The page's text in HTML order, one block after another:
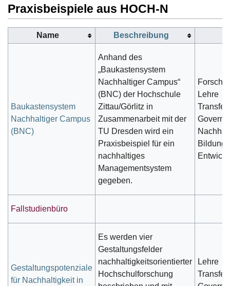
Praxisbeispiele aus HOCH-N
Name Beschreibung
Baukastensystem
Nachhaltiger Campus
(BNC)
Anhand des
„Baukastensystem
Nachhaltiger Campus“
(BNC) der Hochschule
Zittau/Görlitz in
Zusammenarbeit mit der
TU Dresden wird ein
Praxisbeispiel für ein
nachhaltiges
Managementsystem
gegeben.
Lehre
Transfer
Bildung
Fallstudienbüro
Gestaltungspotenziale
für Nachhaltigkeit in
Es werden vier
Gestaltungsfelder
nachhaltigkeitsorientierter
Hochschulforschung
Lehre
Transfer